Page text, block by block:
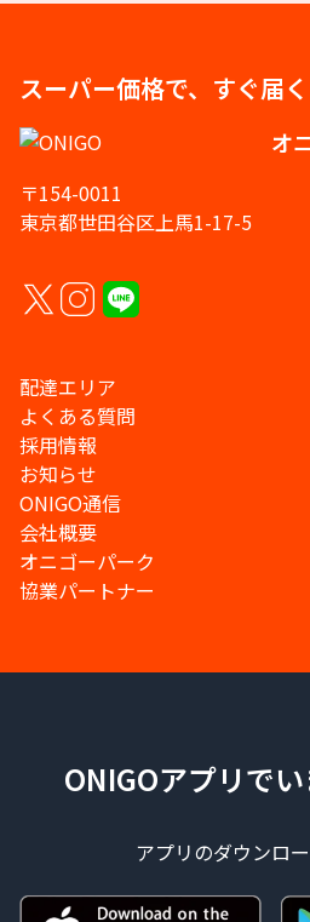
スーパー価格で、すぐ届く
オ
〒154-0011
東京都世田谷区上馬1-17-5
配達エリア
よくある質問
採用情報
お知らせ
ONIGO通信
会社概要
オニゴーパーク
協業パートナー
ONIGOアプリで
アプリのダウンロ